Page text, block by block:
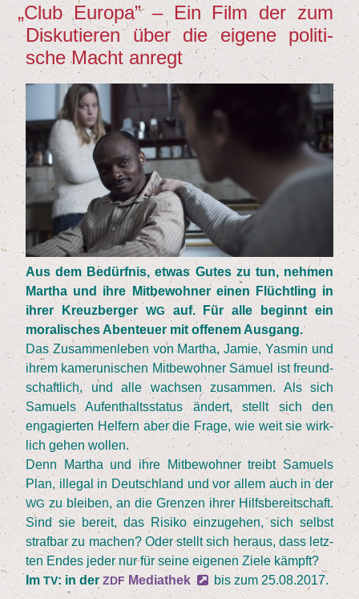
„Club Euro­pa” – Ein Film der zum
Dis­ku­tie­ren über die eige­ne poli­ti­
sche Macht anregt
Aus dem Bedürf­nis, etwas Gutes zu tun, neh­men
Mar­tha und ihre Mit­be­woh­ner einen Flücht­ling in
ihrer Kreuz­ber­ger WGauf. Für alle beginnt ein
mora­li­sches Aben­teu­er mit offe­nem Ausgang.
Das Zusam­men­le­ben von Mar­tha, Jamie, Yas­min und
ihrem kame­ru­ni­schen Mit­be­woh­ner Samu­el ist freund­
schaft­lich, und alle wach­sen zusam­men. Als sich
Samu­els Auf­ent­halts­sta­tus ändert, stellt sich den
enga­gier­ten Hel­fern aber die Fra­ge, wie weit sie wirk­
lich gehen wollen.
Denn Mar­tha und ihre Mit­be­woh­ner treibt Samu­els
Plan, ille­gal in Deutsch­land und vor allem auch in der
WGzu blei­ben, an die Gren­zen ihrer Hilfs­be­reit­schaft.
Sind sie bereit, das Risi­ko ein­zu­ge­hen, sich selbst
straf­bar zu machen? Oder stellt sich her­aus, dass letz­
ten Endes jeder nur für sei­ne eige­nen Zie­le kämpft?
ImTV: in derZDF Media­thek bis zum 25.08.2017.